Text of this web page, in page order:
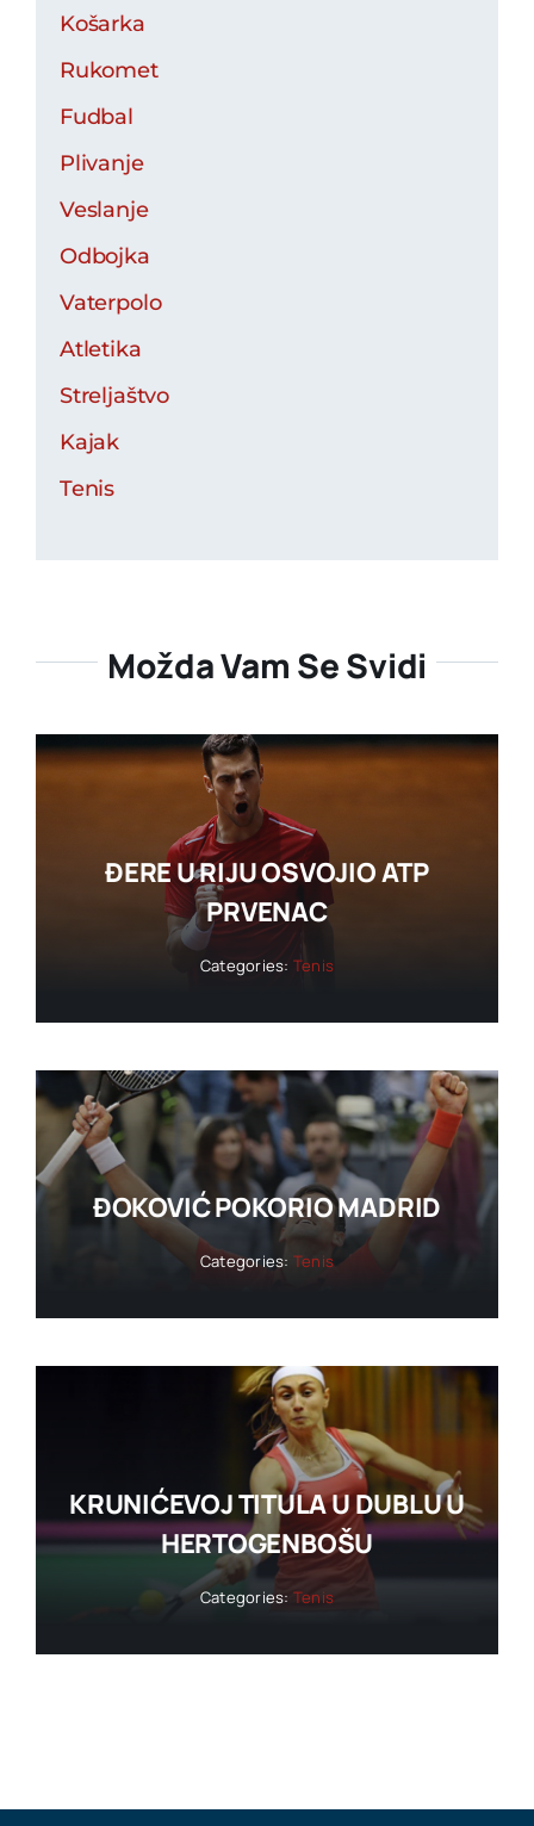
Košarka
Rukomet
Fudbal
Plivanje
Veslanje
Odbojka
Vaterpolo
Atletika
Streljaštvo
Kajak
Tenis
Možda Vam Se Svidi
ĐERE U RIJU OSVOJIO ATP
PRVENAC
Categories: Tenis
ĐOKOVIĆ POKORIO MADRID
Categories: Tenis
KRUNIĆEVOJ TITULA U DUBLU U
HERTOGENBOŠU
Categories: Tenis